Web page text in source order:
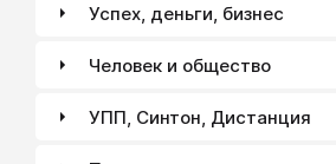
Успех, деньги, бизнес
Человек и общество
УПП, Синтон, Дистанция